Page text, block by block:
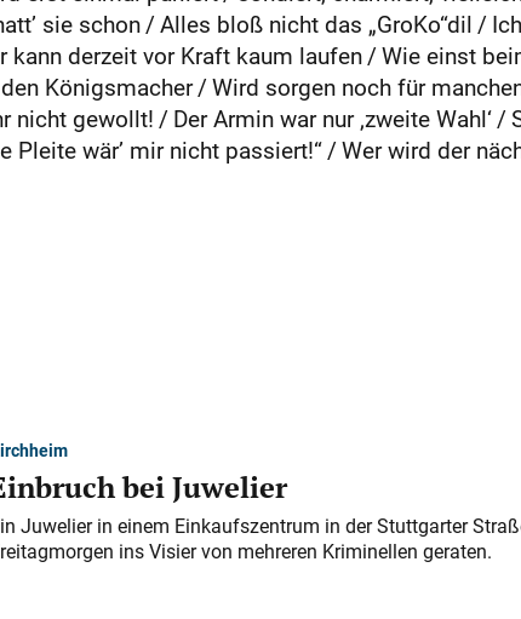
sie schon / Alles bloß nicht das „GroKo“dil /
derzeit vor Kraft kaum laufen / Wie einst
Königsmacher / Wird sorgen noch für
gewollt! / Der Armin war nur ‚zweite Wahl‘ /
Pleite wär’ mir nicht passiert!“ / Wer wird der
bei Juwelier
Juwelier in einem Einkaufszentrum in der Stuttgarter
ins Visier von mehreren Kriminellen geraten.